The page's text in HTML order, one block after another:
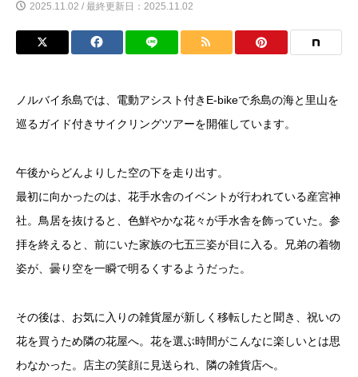
2025.11.02 / 最終更新日：2025.11.02
ノルバイ糸島では、電動アシスト付きE-bikeで糸島の海と里山を
巡るガイド付きサイクリングツアーを開催しています。
午後からどんよりした空の下を走り出す。
最初に向かったのは、花手水舎のイベントが行われている産宮神
社。鳥居を抜けると、色鮮やかな花々が手水舎を飾っていた。参
拝を終えると、前にいた家族の七五三姿が目に入る。兄弟の着物
姿が、曇り空を一瞬で明るくするようだった。
その後は、お気に入りの雑貨屋が新しく移転したと聞き、祝いの
花を買うため隣の花屋へ。花を選ぶ時間がこんなに楽しいとは思
わなかった。店主の笑顔に見送られ、隣の雑貨店へ。